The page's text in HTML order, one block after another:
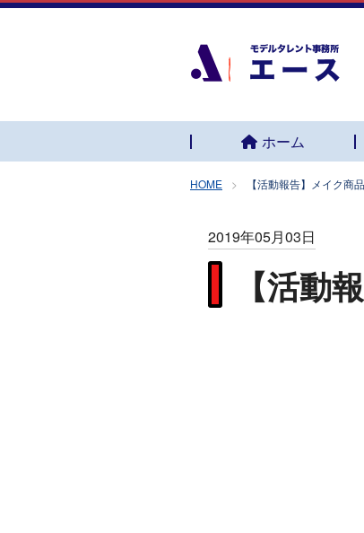
ホーム
HOME 【活動報告】メイク商
2019年05月03日
【活動